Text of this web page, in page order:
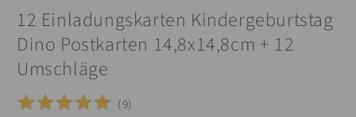
12 Einladungskarten Kindergeburtstag
Dino Postkarten 14,8x14,8cm + 12
Umschläge
(9)